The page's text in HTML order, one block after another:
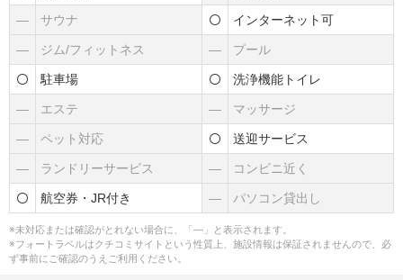
― サウナ インターネット可
― ジム/フィットネス ― プール
駐車場 洗浄機能トイレ
― エステ ― マッサージ
― ペット対応 送迎サービス
― ランドリーサービス ― コンビニ近く
航空券・JR付き ― パソコン貸出し
※未対応または確認がとれない場合に、「―」と表示されます。
※フォートラベルはクチコミサイトという性質上、施設情報は保証されませんので、必
ず事前にご確認のうえご利用ください。